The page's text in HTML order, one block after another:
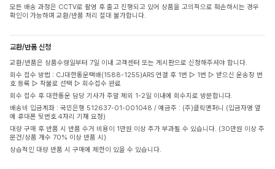
모든 배송 과정은 CCTV로 촬영 후 출고 진행되고 있어 상품을 고의적으로 훼손하시는 경우
확인이 가능하며 교환/반품 처리 절대 불가합니다.
교환/반품 신청
교환/반품은 상품수령일부터 7일 이내 고객센터 또는 게시판으로 신청해주셔야 합니다.
회수 접수 방법 : CJ대한통운택배(1588-1255)ARS 연결 후 1번 ▷ 1번 ▷ 받으신 운송장 번
호 등록 ▷ 착불로 선택 ▷ 회수접수 완료
회수 접수 후 대한통운 담당 기사가 주말 제외 1-2일 이내에 회수지로 방문합니다.
배송비 입금계좌 : 국민은행 512637-01-001048 / 예금주 : (주)클릭앤퍼니 (입금자명 옆
에 휴대폰 뒷번호 4자리 기재 요청)
대량 구매 후 반품 시 반품 수거 비용이 1만원 이상 추가 부과될 수 있습니다. (30만원 이상 주
문건/상품 개수 70% 이상 반품 시)
상습적인 대량 반품 시 구매에 제한이 있을 수 있습니다.